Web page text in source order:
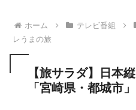
ホーム テレビ番組
レうまの旅
【旅サラダ】日本
「宮崎県・都城市